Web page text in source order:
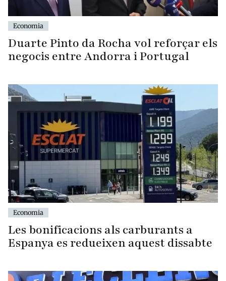
Economia
Duarte Pinto da Rocha vol reforçar els
negocis entre Andorra i Portugal
Economia
Les bonificacions als carburants a
Espanya es redueixen aquest dissabte